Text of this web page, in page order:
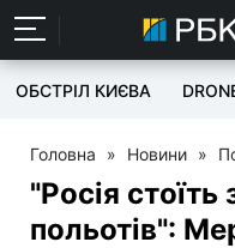
ОБСТРІЛ КИЄВА
Головна » Новини »
"Росія
польотів":